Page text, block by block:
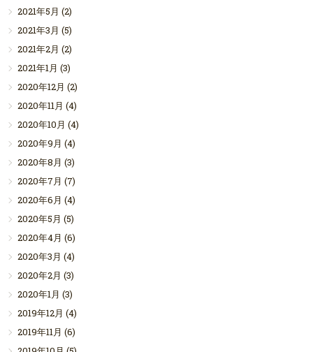
2021年5月 (2)
2021年3月 (5)
2021年2月 (2)
2021年1月 (3)
2020年12月 (2)
2020年11月 (4)
2020年10月 (4)
2020年9月 (4)
2020年8月 (3)
2020年7月 (7)
2020年6月 (4)
2020年5月 (5)
2020年4月 (6)
2020年3月 (4)
2020年2月 (3)
2020年1月 (3)
2019年12月 (4)
2019年11月 (6)